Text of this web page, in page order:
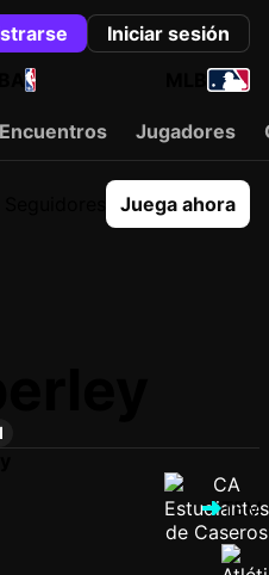
Iniciar sesión
Encuentros Jugadores
Juega ahora
TEM